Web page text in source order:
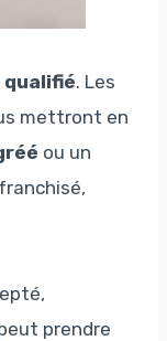
. Les
mettront en
ou un
prendre